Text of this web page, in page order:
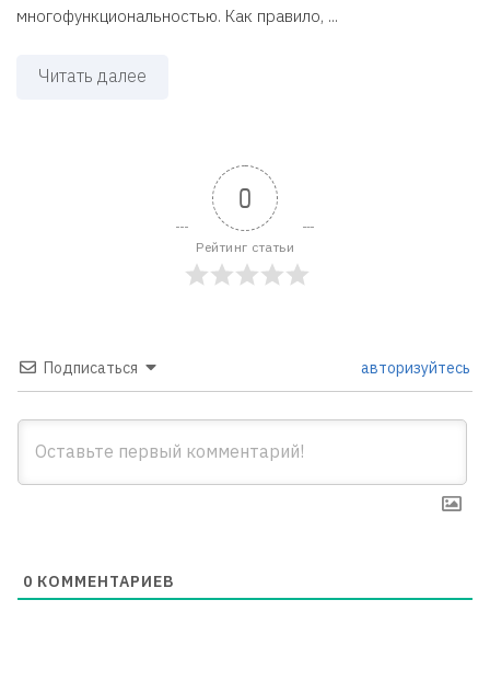
многофункциональностью. Как правило, ...
Читать далее
0
Рейтинг статьи
Подписаться авторизуйтесь
0 КОММЕНТАРИЕВ